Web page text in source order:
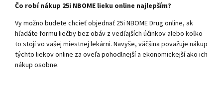
Čo robí nákup 25i NBOME lieku online najlepším?
Vy možno budete chcieť objednať 25i NBOME Drug online, ak
hľadáte formu liečby bez obáv z vedľajších účinkov alebo koľko
to stojí vo vašej miestnej lekárni. Navyše, väčšina považuje nákup
týchto liekov online za oveľa pohodlnejší a ekonomickejší ako ich
nákup osobne.